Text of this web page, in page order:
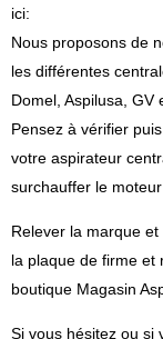
ici:
Nous proposons de
les différentes
Domel, Aspilusa, GV
Pensez à vérifier
votre aspirateur
surchauffer le
Relever la marque
la plaque de firme et
boutique Magasin
Si vous hésitez ou si